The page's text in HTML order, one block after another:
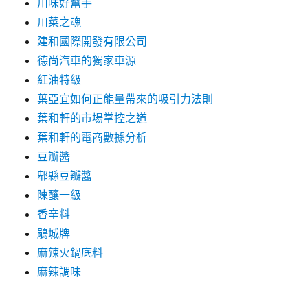
川味好幫手
川菜之魂
建和國際開發有限公司
德尚汽車的獨家車源
紅油特級
葉亞宜如何正能量帶來的吸引力法則
葉和軒的市場掌控之道
葉和軒的電商數據分析
豆瓣醬
郫縣豆瓣醬
陳釀一級
香辛料
鵑城牌
麻辣火鍋底料
麻辣調味